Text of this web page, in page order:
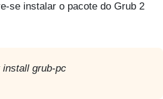
se instalar o pacote do Grub 2
install grub-pc